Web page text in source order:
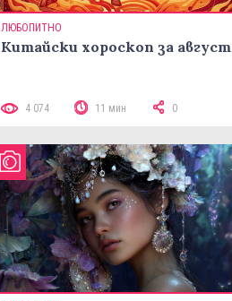
ЛЮБОПИТНО
Китайски хороскоп за август
4 074 11 мин 0